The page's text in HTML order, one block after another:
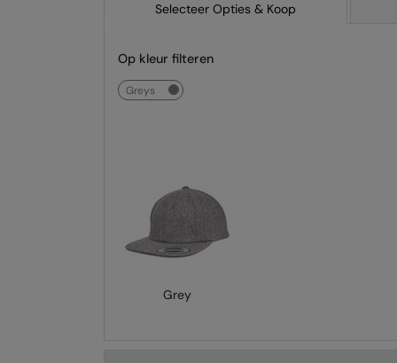
Selecteer Opties & Koop
Op kleur filteren
greys
Grey